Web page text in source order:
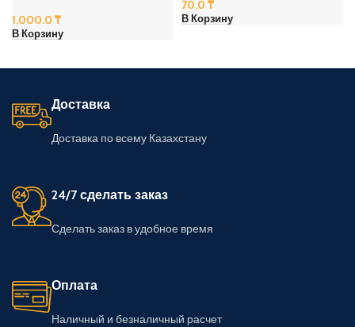
1,000.0 ₸
В Корзину
70.0 ₸
В Корзину
Доставка
Доставка по всему Казахстану
24/7 сделать заказ
Сделать заказ в удобное время
Оплата
Наличный и безналичный расчет